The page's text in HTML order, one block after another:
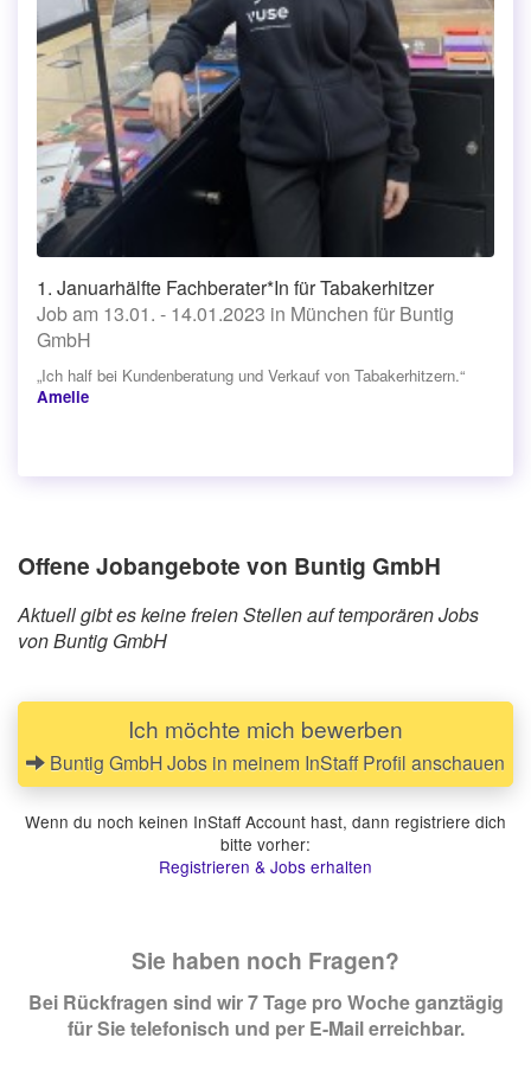
1. Januarhälfte Fachberater*In für Tabakerhitzer
Job am 13.01. - 14.01.2023 in München für Buntig
GmbH
„Ich half bei Kundenberatung und Verkauf von Tabakerhitzern.“
Amelie
Offene Jobangebote von Buntig GmbH
Aktuell gibt es keine freien Stellen auf temporären Jobs
von Buntig GmbH
Ich möchte mich bewerben
Buntig GmbH Jobs in meinem InStaff Profil anschauen
Wenn du noch keinen InStaff Account hast, dann registriere dich
bitte vorher:
Registrieren & Jobs erhalten
Sie haben noch Fragen?
Bei Rückfragen sind wir 7 Tage pro Woche ganztägig
für Sie telefonisch und per E-Mail erreichbar.